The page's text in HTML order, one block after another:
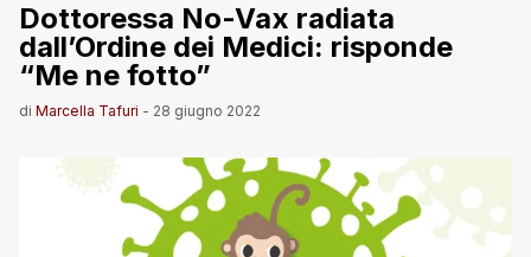
Dottoressa No-Vax radiata
dall’Ordine dei Medici: risponde
“Me ne fotto”
di Marcella Tafuri - 28 giugno 2022